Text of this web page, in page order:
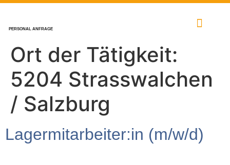
PERSONAL ANFRAGE
Ort der Tätigkeit:
5204 Strasswalchen
/ Salzburg
Lagermitarbeiter:in (m/w/d)